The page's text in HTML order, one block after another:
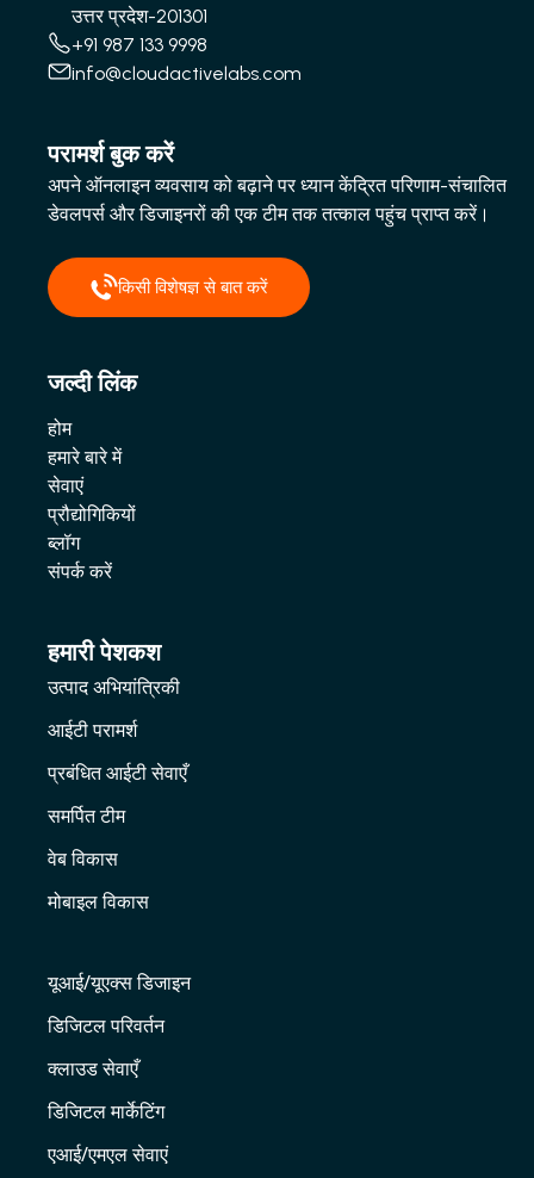
उत्तर प्रदेश-201301
+91 987 133 9998
info@cloudactivelabs.com
परामर्श बुक करें
अपने ऑनलाइन व्यवसाय को बढ़ाने पर ध्यान केंद्रित परिणाम-संचालित
डेवलपर्स और डिजाइनरों की एक टीम तक तत्काल पहुंच प्राप्त करें।
किसी विशेषज्ञ से बात करें
जल्दी लिंक
होम
हमारे बारे में
सेवाएं
प्रौद्योगिकियों
ब्लॉग
संपर्क करें
हमारी पेशकश
उत्पाद अभियांत्रिकी
आईटी परामर्श
प्रबंधित आईटी सेवाएँ
समर्पित टीम
वेब विकास
मोबाइल विकास
यूआई/यूएक्स डिजाइन
डिजिटल परिवर्तन
क्लाउड सेवाएँ
डिजिटल मार्केटिंग
एआई/एमएल सेवाएं